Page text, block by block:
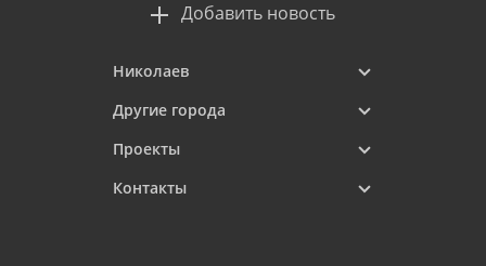
Добавить новость
Николаев
Другие города
Проекты
Контакты